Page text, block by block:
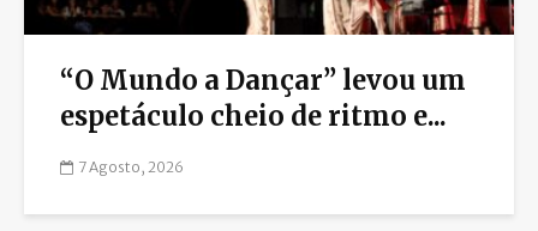
“O Mundo a Dançar” levou um
espetáculo cheio de ritmo e...
7 Agosto, 2026